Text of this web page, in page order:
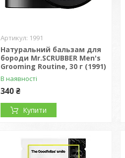
1991
Натуральний бальзам для
бороди Mr.SCRUBBER Men's
Grooming Routine, 30 г (1991)
В наявності
340 ₴
Купити